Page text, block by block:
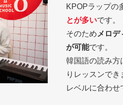
KPOPラップの
とが多いです。
そのため メロ
が可能です。
韓国語の読み方
りレッスンで
レベルに合わせ